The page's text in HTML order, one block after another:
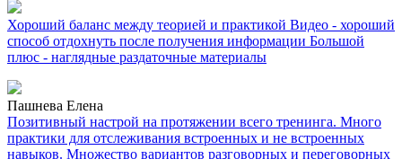
Хороший баланс между теорией и практикой Видео - хороший
способ отдохнуть после получения информации Большой
плюс - наглядные раздаточные материалы
Пашнева Елена
Позитивный настрой на протяжении всего тренинга. Много
практики для отслеживания встроенных и не встроенных
навыков. Множество вариантов разговорных и переговорных